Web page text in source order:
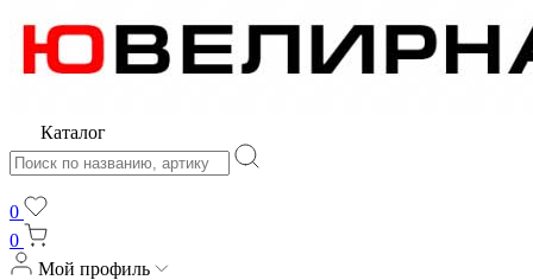
Каталог
0
0
Мой профиль